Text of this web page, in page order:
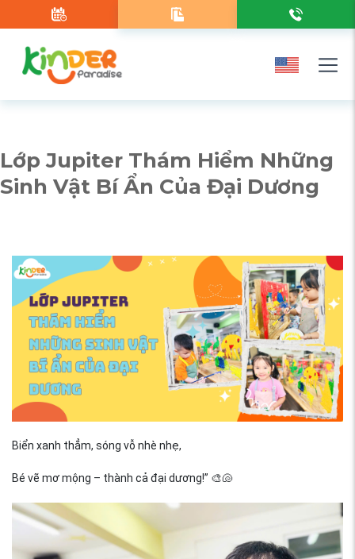
Lớp Jupiter Thám Hiểm Những
Sinh Vật Bí Ẩn Của Đại Dương
Biển xanh thẳm, sóng vỗ nhè nhẹ,
Bé vẽ mơ mộng – thành cả đại dương!” 🎨🐚